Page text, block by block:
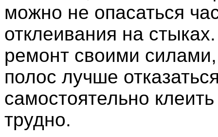
можно не опасаться
отклеивания на
ремонт своими
полос лучше
самостоятельно
трудно.